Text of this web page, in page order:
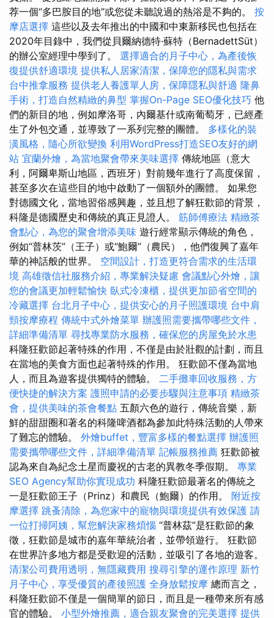
荐一個“多巴胺目的地”或您從未聽說過的熱浴是不夠的。 按
摩店選擇 這些以及去年推出的中國和中東新移民也包括在
2020年目錄中，我們從貝爾納德特·蘇特（BernadettSüt）
的辦公室經理中學到了。 選擇適合的月子中心，為產後恢
復提供舒適環境 提供私人居家清潔，保障您的隱私與需求
台中推拿服務 提供老人養護單人房，保障隱私與舒適 隆鼻
手術，打造自然精緻的鼻型 掌握On-Page SEO優化技巧 他
們的新目的地，例如摩洛哥，內爾基什或南葡萄牙，已經產
生了外包交通，並導致了一系列完整的團體。 多樣化的裝
潢風格，隨心所欲變換 利用WordPress打造SEO友好的網
站 宜蘭外燴，為當地聚會帶來美味選擇 傳統地區（意大
利，阿爾卑斯山地區，西班牙）對前幾年進行了高度保留，
甚至多次在這些目的地中啟動了一個額外的團體。 如果您
對德國文化，當地習俗感興趣，並且想了解狂歡節的背景，
科隆是德國歷史和傳統的真正見證人。 筋師傅療法 精緻茶
會點心，為您的聚會增添美味 遊行經常顯示傳統的角色，
例如“普林茨”（王子）或“鮑爾”（農民），他們復興了嘉年
華的神話般的世界。 空間設計，打造更符合需求的生活環
境 高雄徵信社服務介紹，專業解決疑慮 會議點心外燴，讓
您的會議更加輕鬆愉快 臥式冷凍櫃，提供更加節省空間的
冷藏選擇 台北月子中心，提供安心的月子照護環境 台中肩
頸按摩療程 傳統中式外燴菜單 辦護照需要攜帶哪些文件，
詳細準備清單 尋找專業防水服務，確保您的房屋免於水患
科隆狂歡節起著特殊的作用，不僅是由於壯觀的計劃，而且
在當地的美食方面也起著特殊的作用。 狂歡節不僅為當地
人，而且為遊客提供獨特的體驗。 二手攤車回收服務，方
便快捷的解決方案 護照申請的必要步驟與注意事項 精緻茶
會，提供美味的茶會餐點 五顏六色的遊行，傳統音樂，新
鮮的甜甜圈和著名的科隆啤酒都為參加此特殊活動的人帶來
了難忘的體驗。 外燴buffet，豐富多樣的餐點選擇 辦護照
需要攜帶哪些文件，詳細準備清單 記帳服務推薦 狂歡節被
認為來自為紀念土星而慶祝的古老的異教冬季假期。 專業
SEO Agency幫助你實現成功 科隆狂歡節最著名的傳統之
一是狂歡節王子（Prinz）和農民（鮑爾）的作用。 附近按
摩選擇 跳蚤清除，為您家中的寵物與環境提供有效保護 請
一位打掃阿姨，幫您解決家務煩惱 “普林茲”是狂歡節的象
徵，狂歡節是城市的嘉年華統治者，並帶領遊行。 狂歡節
在世界許多地方都是受歡迎的活動，並吸引了各地的遊客。
清潔公司費用透明，無隱藏費用 搜尋引擎的運作原理 新竹
月子中心，享受優質的產後照護 全身放鬆按摩 總而言之，
科隆狂歡節不僅是一個簡單的節日，而且是一種帶來所有感
官的體驗。 小型外燴推薦，適合親友聚會的完美選擇 提供